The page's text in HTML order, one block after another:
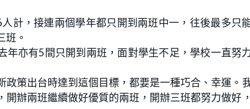
計，接連兩個學年都只開到兩班中一，往後最多只
班。
亦有5間只開到兩班，面對學生不足，學校一直努
策出台時達到這個目標，都要是一種巧合、幸運。
開辦兩班繼續做好優質的兩班，開辦三班都努力做好